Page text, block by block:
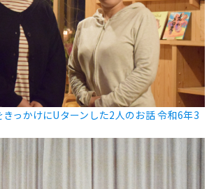
っかけにUターンした2人のお話令和6年3